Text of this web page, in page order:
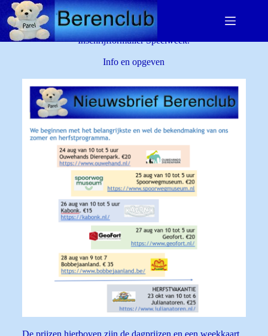
Inschrijfformulier Speelweek.
Info en opgeven
De prijzen hierboven zijn de dagprijzen en een weekkaart